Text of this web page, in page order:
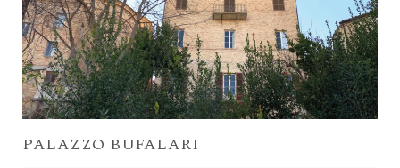
PALAZZO BUFALARI